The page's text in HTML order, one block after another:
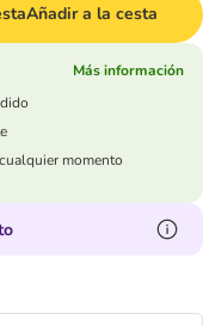
Añadir a la cesta
Más información
momento